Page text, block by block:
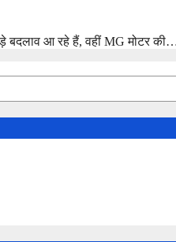
बदलाव आ रहे हैं, वहीं MG मोटर